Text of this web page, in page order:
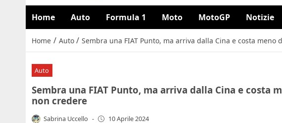
Home Auto Formula 1 Moto MotoGP Notizie
Home / Auto / Sembra una FIAT Punto, ma arriva dalla Cina e costa meno
Auto
Sembra una FIAT Punto, ma arriva dalla Cina e costa
non credere
Sabrina Uccello - 10 Aprile 2024